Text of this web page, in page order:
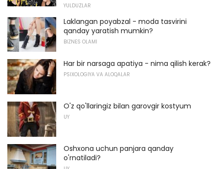
YULDUZLAR
Laklangan poyabzal - moda tasvirini
qanday yaratish mumkin?
BIZNES OLAMI
Har bir narsaga apatiya - nima qilish kerak?
PSIXOLOGIYA VA ALOQALAR
O'z qo'llaringiz bilan garovgir kostyum
UY
Oshxona uchun panjara qanday
o'rnatiladi?